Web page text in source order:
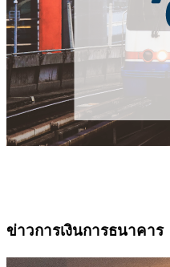
ข่าวการเงินการธนาคาร